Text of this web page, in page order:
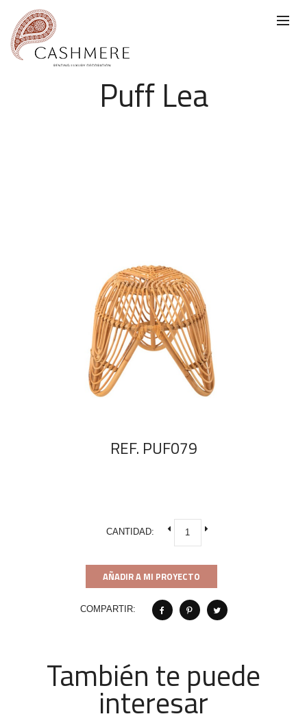
Puff Lea
REF. PUF079
CANTIDAD:
AÑADIR A MI PROYECTO
COMPARTIR:
También te puede
interesar